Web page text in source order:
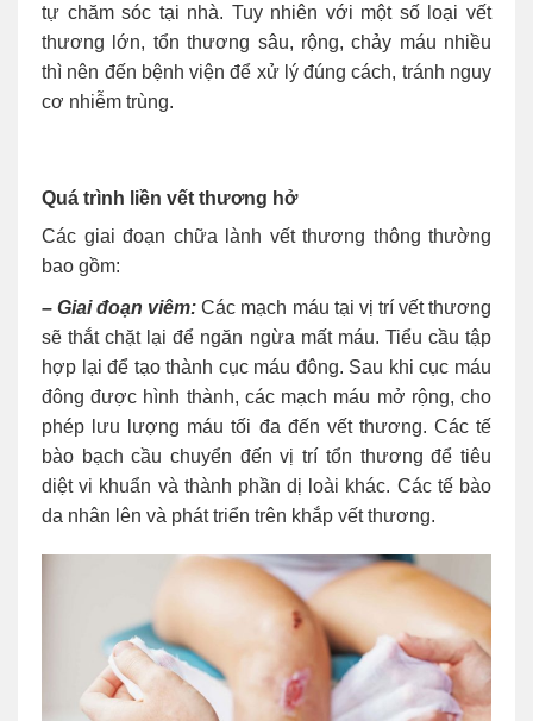
tự chăm sóc tại nhà. Tuy nhiên với một số loại vết
thương lớn, tổn thương sâu, rộng, chảy máu nhiều
thì nên đến bệnh viện để xử lý đúng cách, tránh nguy
cơ nhiễm trùng.
Quá trình liền vết thương hở
Các giai đoạn chữa lành vết thương thông thường
bao gồm:
– Giai đoạn viêm: Các mạch máu tại vị trí vết thương
sẽ thắt chặt lại để ngăn ngừa mất máu. Tiểu cầu tập
hợp lại để tạo thành cục máu đông. Sau khi cục máu
đông được hình thành, các mạch máu mở rộng, cho
phép lưu lượng máu tối đa đến vết thương. Các tế
bào bạch cầu chuyển đến vị trí tổn thương để tiêu
diệt vi khuẩn và thành phần dị loài khác. Các tế bào
da nhân lên và phát triển trên khắp vết thương.